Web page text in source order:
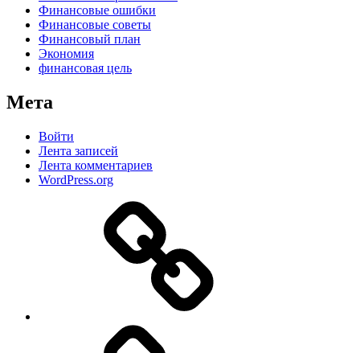
Финансовые ошибки
Финансовые советы
Финансовый план
Экономия
финансовая цель
Мета
Войти
Лента записей
Лента комментариев
WordPress.org